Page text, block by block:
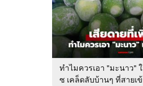
ทำไมควรเอา "มะนาว"
ซ เคล็ดลับบ้านๆ ที่สายเ